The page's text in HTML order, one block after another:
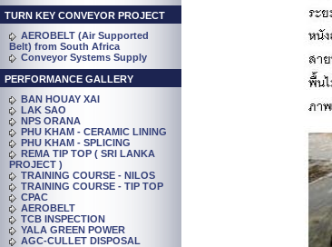
TURN KEY CONVEYOR PROJECT
AEROBELT (Air Supported
Belt) from South Africa
Conveyor Systems Supply
PERFORMANCE GALLERY
BAN HOUAY XAI
LAK SAO
NPS ORANA
PHU KHAM - CERAMIC LINING
PHU KHAM - SPLICING
REMA TIP TOP ( SRI LANKA
PROJECT )
TRAINING COURSE - NILOS
TRAINING COURSE - TIP TOP
CPAC
AEROBELT
TCB INSPECTION
YALA GREEN POWER
AGC-CULLET DISPOSAL